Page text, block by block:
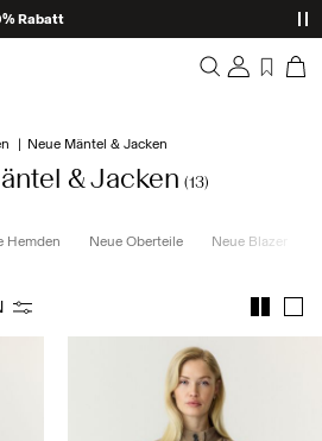
Rabatt
Übersicht
Bestellungen
Wunschliste
Neue Mäntel & Jacken
& Jacken (13)
Hemden Neue Oberteile Neue Blazer